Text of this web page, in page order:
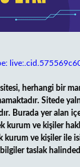
herhangi bir
Sitede
Burada yer alan
kurum ve kişiler
kurum ve kişiler ile
taslak